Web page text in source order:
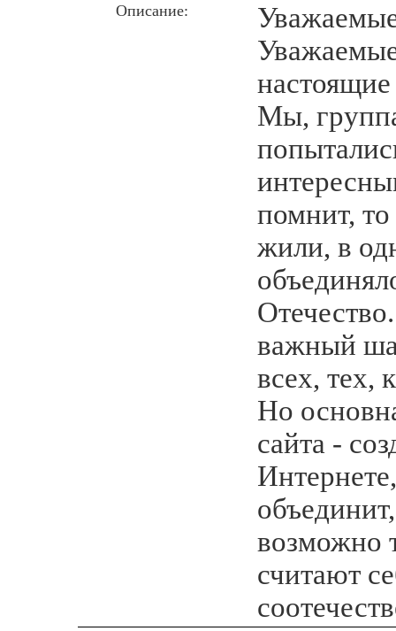
Описание:
Мы,
помнит,
жили, в
важный
всех, тех,
Но
сайта -
возможно
считают